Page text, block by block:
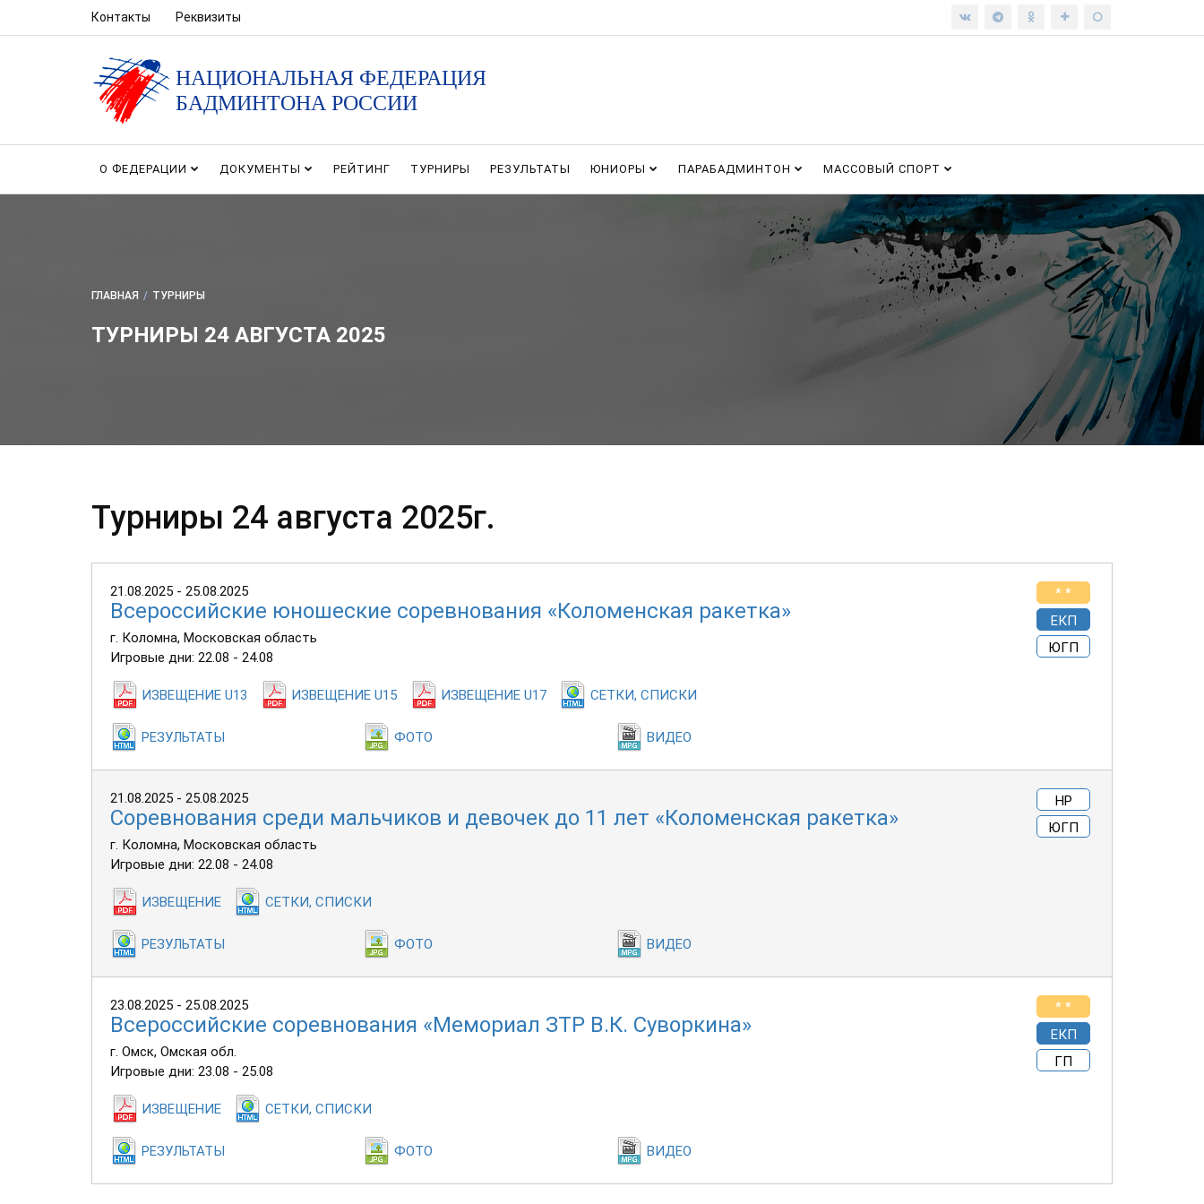
Контакты Реквизиты
НАЦИОНАЛЬНАЯ ФЕДЕРАЦИЯ
БАДМИНТОНА РОССИИ
О ФЕДЕРАЦИИ ДОКУМЕНТЫ РЕЙТИНГ ТУРНИРЫ РЕЗУЛЬТАТЫ ЮНИОРЫ ПАРАБАДМИНТОН МАССОВЫЙ СПОРТ
ГЛАВНАЯ / ТУРНИРЫ
ТУРНИРЫ 24 АВГУСТА 2025
Турниры 24 августа 2025г.
21.08.2025 - 25.08.2025
Всероссийские юношеские соревнования «Коломенская ракетка»
г. Коломна, Московская область
Игровые дни: 22.08 - 24.08
* *
ЕКП
ЮГП
ИЗВЕЩЕНИЕ U13 ИЗВЕЩЕНИЕ U15 ИЗВЕЩЕНИЕ U17 СЕТКИ, СПИСКИ
РЕЗУЛЬТАТЫ ФОТО ВИДЕО
21.08.2025 - 25.08.2025
Соревнования среди мальчиков и девочек до 11 лет «Коломенская ракетка»
г. Коломна, Московская область
Игровые дни: 22.08 - 24.08
НР
ЮГП
ИЗВЕЩЕНИЕ СЕТКИ, СПИСКИ
РЕЗУЛЬТАТЫ ФОТО ВИДЕО
23.08.2025 - 25.08.2025
Всероссийские соревнования «Мемориал ЗТР В.К. Суворкина»
г. Омск, Омская обл.
Игровые дни: 23.08 - 25.08
* *
ЕКП
ГП
ИЗВЕЩЕНИЕ СЕТКИ, СПИСКИ
РЕЗУЛЬТАТЫ ФОТО ВИДЕО